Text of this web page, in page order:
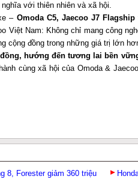
với thiên nhiên và xã hội.
– Omoda C5, Jaecoo J7
Việt Nam: Không chỉ mang công
cộng đồng trong những giá trị lớn
hướng đến tương lai bền
cùng xã hội của Omoda &
8, Forester giảm 360 triệu